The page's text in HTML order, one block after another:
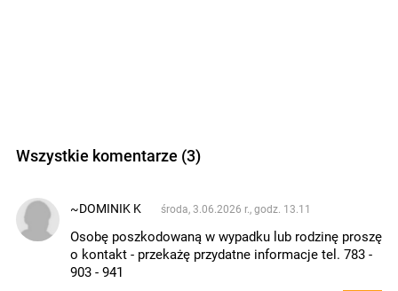
Wszystkie komentarze (3)
~DOMINIK K środa, 3.06.2026 r., godz. 13.11
Osobę poszkodowaną w wypadku lub rodzinę proszę
o kontakt - przekażę przydatne informacje tel. 783 -
903 - 941